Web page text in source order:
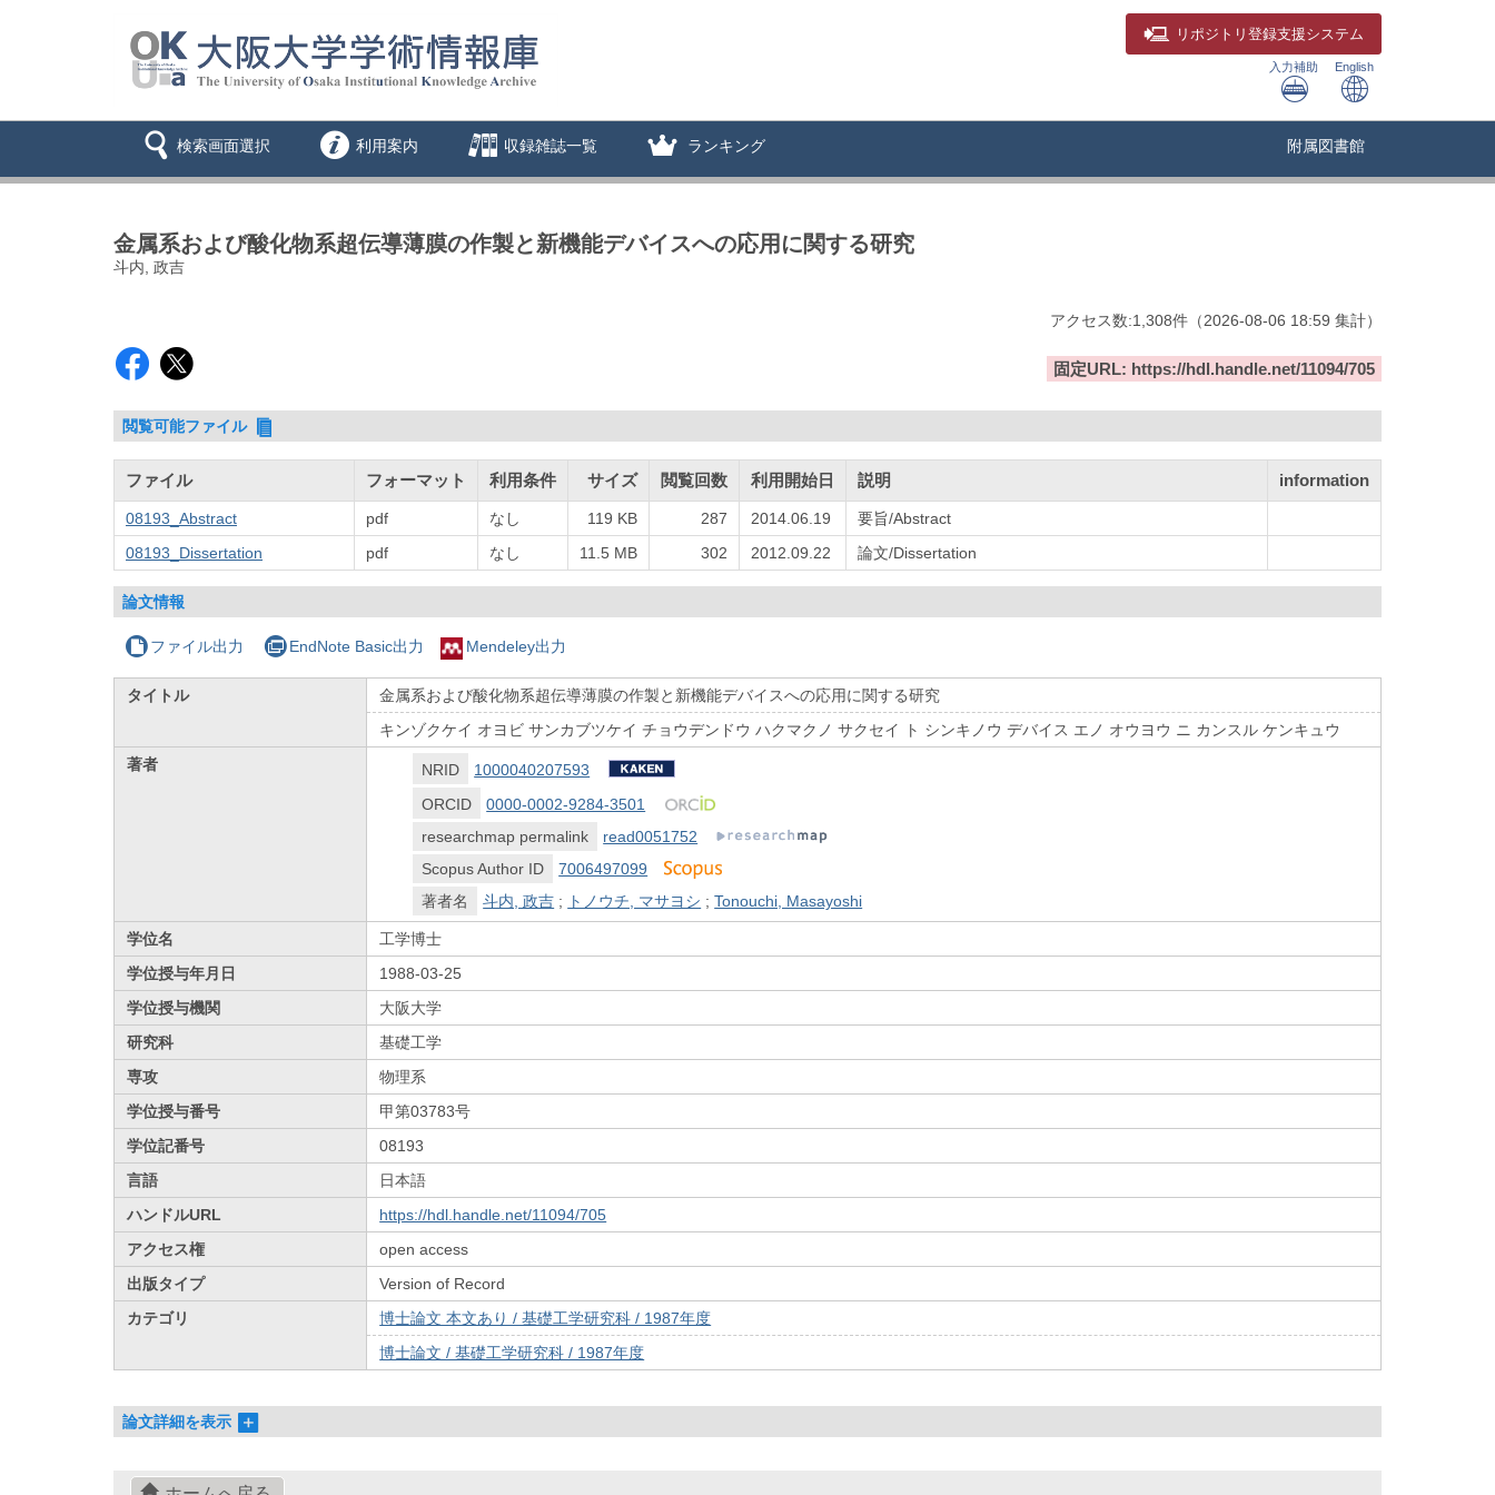
リポジトリ 登録支援システム
入力補助 English
検索画面選択 利用案内 収録雑誌一覧 ランキング 附属図書館
金属系および酸化物系超伝導薄膜の作製と新機能デバイスへの応用に関する研究
斗内, 政吉
アクセス数:1,308件 （2026-08-06 18:59 集計）
固定URL: https://hdl.handle.net/11094/705
閲覧可能ファイル
ファイル フォーマット 利用条件 サイズ 閲覧回数 利用開始日 説明 information
08193_Abstract pdf なし 119 KB 287 2014.06.19
要旨/Abstract
08193_Dissertation
pdf なし 11.5 MB 302 2012.09.22 論文/Dissertation
論文情報
ファイル出力 EndNote Basic出力 Mendeley出力
タイトル
金属系および酸化物系超伝導薄膜の作製と新機能デバイスへの応用に関する研究
キンゾクケイ オヨビ サンカブツケイ チョウデンドウ ハクマクノ サクセイ ト シンキノウ デバイス エノ オウヨウ ニ カンスル ケンキュウ
著者
NRID
1000040207593
ORCID
0000-0002-9284-3501
researchmap permalink
read0051752
Scopus Author ID
7006497099
著者名
斗内, 政吉 ; トノウチ, マサヨシ ;Tonouchi, Masayoshi
学位名
工学博士
学位授与年月日
1988-03-25
学位授与機関
大阪大学
研究科
基礎工学
専攻
物理系
学位授与番号
甲第03783号
学位記番号
08193
言語
日本語
ハンドルURL
https://hdl.handle.net/11094/705
アクセス権
open access
出版タイプ
Version of Record
カテゴリ
博士論文 本文あり / 基礎工学研究科 / 1987年度
博士論文 / 基礎工学研究科 / 1987年度
論文詳細を表示